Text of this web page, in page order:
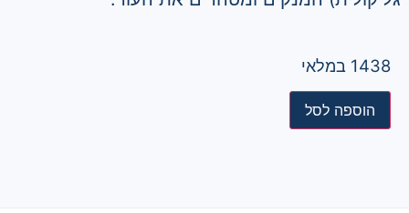
1438 במלאי
הוספה לסל